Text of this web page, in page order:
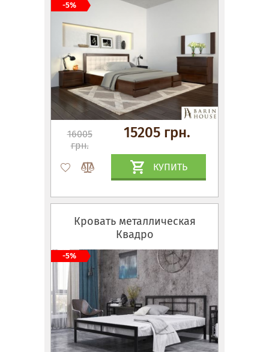
16005
грн.
15205 грн.
КУПИТЬ
-5%
Кровать металлическая
Квадро
-5%